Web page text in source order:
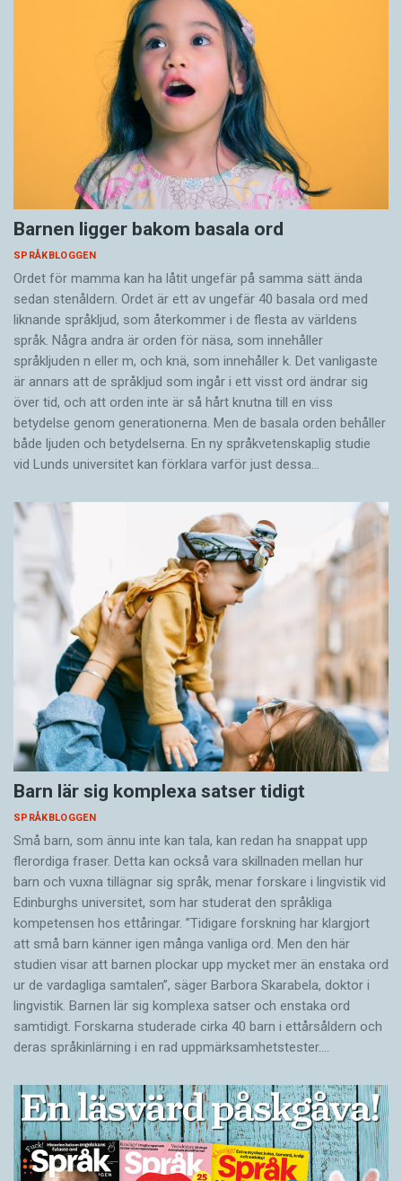
Barnen ligger bakom basala ord
SPRÅKBLOGGEN
Ordet för mamma kan ha låtit ungefär på samma sätt ända
sedan stenåldern. Ordet är ett av ungefär 40 basala ord med
liknande språkljud, som återkommer i de flesta av världens
språk. Några andra är orden för näsa, som innehåller
språkljuden n eller m, och knä, som innehåller k. Det vanligaste
är annars att de språkljud som ingår i ett visst ord ändrar sig
över tid, och att orden inte är så hårt knutna till en viss
betydelse genom generationerna. Men de basala orden behåller
både ljuden och betydelserna. En ny språkvetenskaplig studie
vid Lunds universitet kan förklara varför just dessa…
Barn lär sig komplexa satser tidigt
SPRÅKBLOGGEN
Små barn, som ännu inte kan tala, kan redan ha snappat upp
flerordiga fraser. Detta kan också vara skillnaden mellan hur
barn och vuxna tillägnar sig språk, menar forskare i lingvistik vid
Edinburghs universitet, som har studerat den språkliga
kompetensen hos ettåringar. ”Tidigare forskning har klargjort
att små barn känner igen många vanliga ord. Men den här
studien visar att barnen plockar upp mycket mer än enstaka ord
ur de vardagliga samtalen”, säger Barbora Skarabela, doktor i
lingvistik. Barnen lär sig komplexa satser och enstaka ord
samtidigt. Forskarna studerade cirka 40 barn i ettårsåldern och
deras språkinlärning i en rad uppmärksamhetstester.…